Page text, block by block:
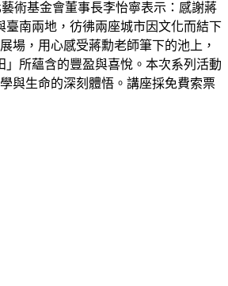
術基金會董事長李怡寧表示：感謝蔣
南兩地，彷彿兩座城市因文化而結下
場，用心感受蔣勳老師筆下的池上，
所蘊含的豐盈與喜悅。本次系列活動
與生命的深刻體悟。講座採免費索票